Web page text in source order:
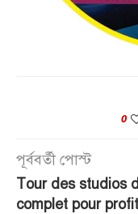
0
পূর্ববর্তী পোস্ট
Tour des studios
complet pour